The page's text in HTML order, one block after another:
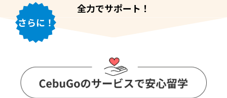
全力でサポート！